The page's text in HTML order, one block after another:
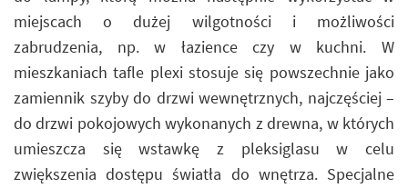
miejscach o dużej wilgotności i możliwości
zabrudzenia, np. w łazience czy w kuchni. W
mieszkaniach tafle plexi stosuje się powszechnie jako
zamiennik szyby do drzwi wewnętrznych, najczęściej –
do drzwi pokojowych wykonanych z drewna, w których
umieszcza się wstawkę z pleksiglasu w celu
zwiększenia dostępu światła do wnętrza. Specjalne